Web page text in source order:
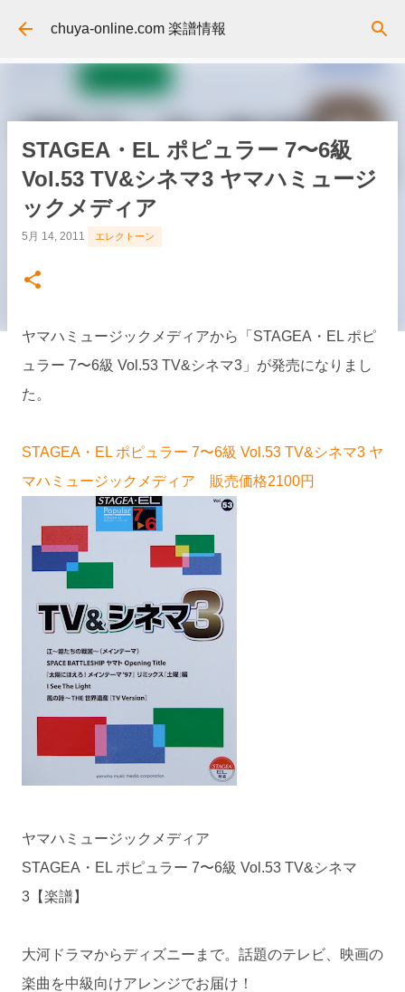
スキップしてメイン コンテンツに移動
chuya-online.com 楽譜情報
STAGEA・EL ポピュラー 7〜6級
Vol.53 TV&シネマ3 ヤマハミュージ
ックメディア
5月 14, 2011 エレクトーン
ヤマハミュージックメディアから「STAGEA・EL ポピ
ュラー 7〜6級 Vol.53 TV&シネマ3」が発売になりまし
た。
STAGEA・EL ポピュラー 7〜6級 Vol.53 TV&シネマ3 ヤ
マハミュージックメディア 販売価格2100円
ヤマハミュージックメディア
STAGEA・EL ポピュラー 7〜6級 Vol.53 TV&シネマ
3【楽譜】
大河ドラマからディズニーまで。話題のテレビ、映画の
楽曲を中級向けアレンジでお届け！